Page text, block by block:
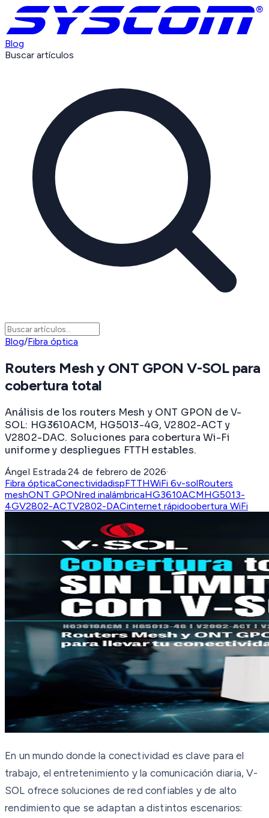
Blog
Buscar artículos
Blog/Fibra óptica
Routers Mesh y ONT GPON V-SOL para
cobertura total
Análisis de los routers Mesh y ONT GPON de V-
SOL: HG3610ACM, HG5013-4G, V2802-ACT y
V2802-DAC. Soluciones para cobertura Wi-Fi
uniforme y despliegues FTTH estables.
Ángel Estrada·24 de febrero de 2026·
Fibra ópticaConectividadispFTTHWiFi 6v-solRouters
meshONT GPONred inalámbricaHG3610ACMHG5013-
4GV2802-ACTV2802-DACinternet rápidoobertura WiFi
En un mundo donde la conectividad es clave para el
trabajo, el entretenimiento y la comunicación diaria, V-
SOL ofrece soluciones de red confiables y de alto
rendimiento que se adaptan a distintos escenarios: